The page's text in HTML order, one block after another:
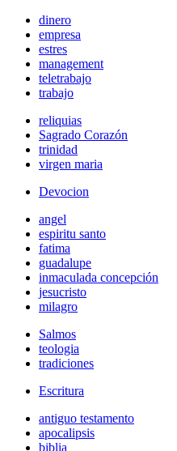
dinero
empresa
estres
management
teletrabajo
trabajo
reliquias
Sagrado Corazón
trinidad
virgen maria
Devocion
angel
espiritu santo
fatima
guadalupe
inmaculada concepción
jesucristo
milagro
Salmos
teologia
tradiciones
Escritura
antiguo testamento
apocalipsis
biblia